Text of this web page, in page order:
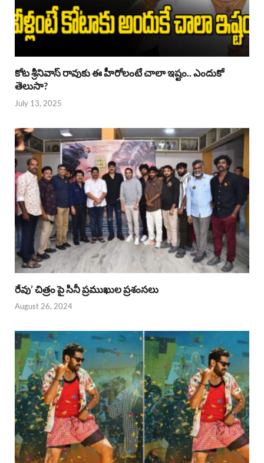
కోట శ్రీనివాస్ రావుకు ఈ హీరోలంటే చాలా ఇష్టం.. ఎందుకో
తెలుసా?
July 13, 2025
రేవు’ చిత్రం పై సినీ ప్రముఖుల ప్రశంసలు
August 26, 2024